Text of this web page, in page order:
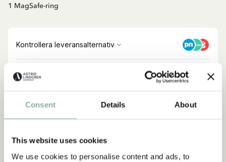
Consent Details About
This website uses cookies
We use cookies to personalise content and ads, to
1 MagSafe-ring